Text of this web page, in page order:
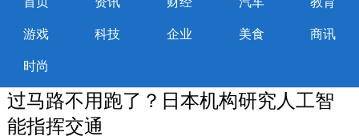
游戏 科技 企业 美食 商讯
时尚
过马路不用跑了？日本机构研究人工智
能指挥交通